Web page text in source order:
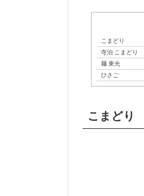
こまどり
寺泊 こまどり
麺 東光
ひさご
こまどり